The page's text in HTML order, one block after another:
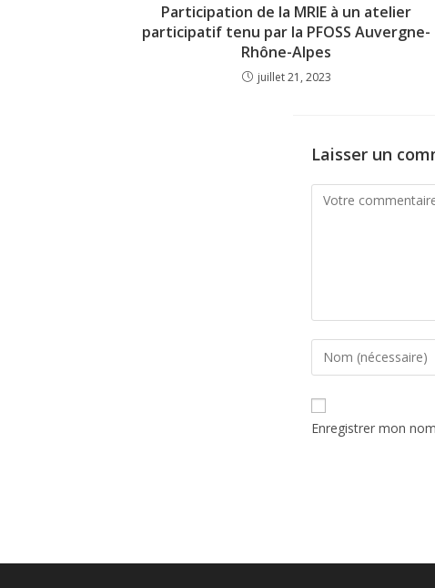
Participation de la MRIE à un atelier
participatif tenu par la PFOSS Auvergne-
Rhône-Alpes
juillet 21, 2023
Laisser un
Enregistrer mon